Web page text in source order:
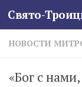
Skip to
НОВОСТИ
«Бог с